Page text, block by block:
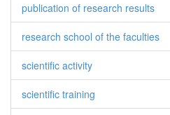
publication of research results
research school of the faculties
scientific activity
scientific training